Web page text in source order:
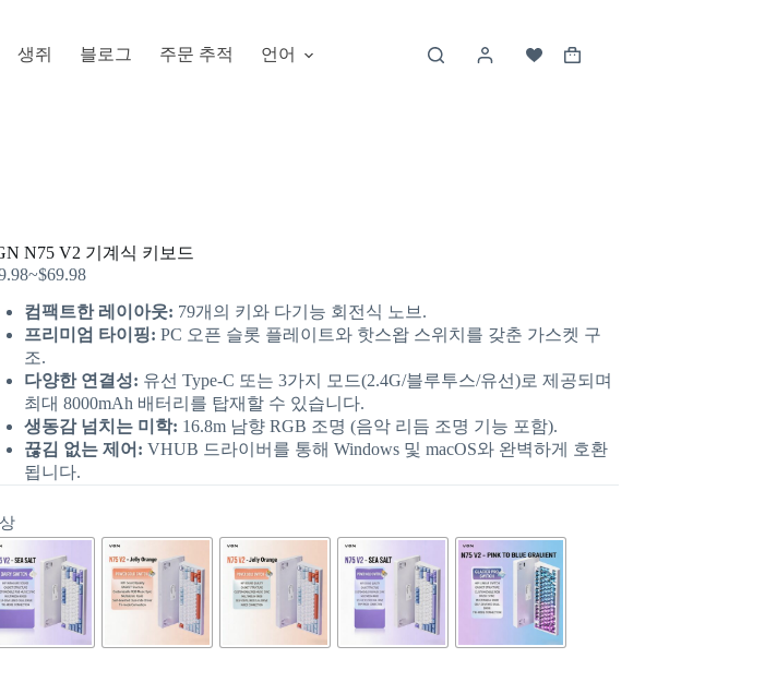
생쥐 블로그 주문 추적 언어
N75 V2 기계식 키보드
~$69.98
컴팩트한 레이아웃: 79개의 키와 다기능 회전식 노브.
프리미엄 타이핑: PC 오픈 슬롯 플레이트와 핫스왑 스위치를 갖춘 가스켓 구
조.
다양한 연결성: 유선 Type-C 또는 3가지 모드(2.4G/블루투스/유선)로 제공되며
최대 8000mAh 배터리를 탑재할 수 있습니다.
생동감 넘치는 미학: 16.8m 남향 RGB 조명 (음악 리듬 조명 기능 포함).
끊김 없는 제어: VHUB 드라이버를 통해 Windows 및 macOS와 완벽하게 호환
됩니다.